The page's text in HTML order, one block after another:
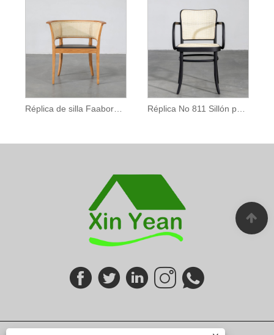
Réplica de silla Faaborg de madera maciza